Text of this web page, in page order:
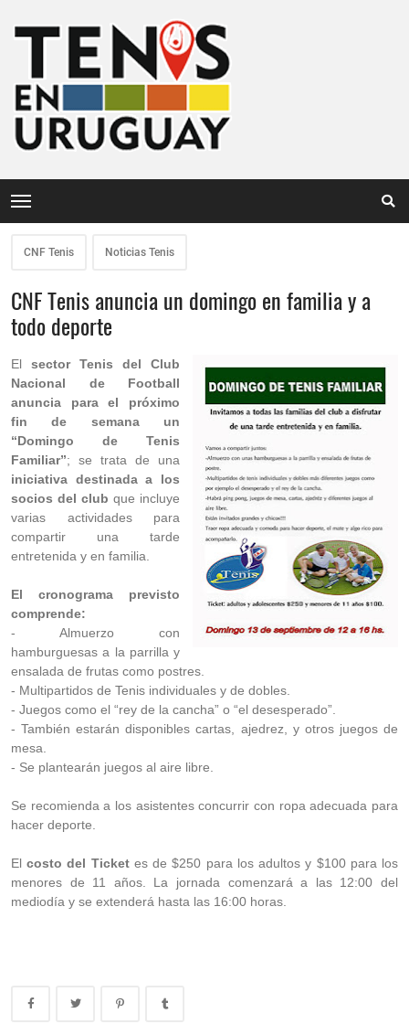
CNF Tenis Noticias Tenis
CNF Tenis anuncia un domingo en familia y a
todo deporte
El sector Tenis del Club
Nacional de Football
anuncia para el próximo
fin de semana un
“Domingo de Tenis
Familiar”; se trata de una
iniciativa destinada a los
socios del club que incluye
varias actividades para
compartir una tarde
entretenida y en familia.
El cronograma previsto
comprende:
- Almuerzo con
hamburguesas a la parrilla y
ensalada de frutas como postres.
- Multipartidos de Tenis individuales y de dobles.
- Juegos como el “rey de la cancha” o “el desesperado”.
- También estarán disponibles cartas, ajedrez, y otros juegos de
mesa.
- Se plantearán juegos al aire libre.
Se recomienda a los asistentes concurrir con ropa adecuada para
hacer deporte.
Elcosto del Ticketes de $250 para los adultos y $100 para los
menores de 11 años. La jornada comenzará a las 12:00 del
mediodía y se extenderá hasta las 16:00 horas.